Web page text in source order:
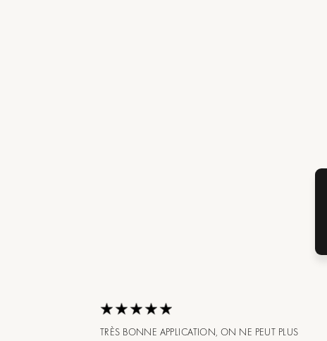
TRÈS BONNE APPLICATION, ON NE PEUT PLUS